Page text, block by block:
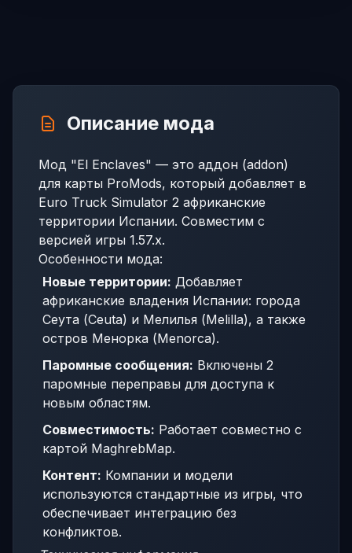
Описание мода
Мод "El Enclaves" — это аддон (addon)
для карты ProMods, который добавляет в
Euro Truck Simulator 2 африканские
территории Испании. Совместим с
версией игры 1.57.x.
Особенности мода:
Новые территории: Добавляет
африканские владения Испании: города
Сеута (Ceuta) и Мелилья (Melilla), а также
остров Менорка (Menorca).
Паромные сообщения: Включены 2
паромные переправы для доступа к
новым областям.
Совместимость: Работает совместно с
картой MaghrebMap.
Контент: Компании и модели
используются стандартные из игры, что
обеспечивает интеграцию без
конфликтов.